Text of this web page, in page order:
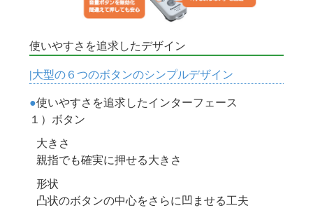
使いやすさを追求したデザイン
大型の６つのボタンのシンプルデザイン
使いやすさを追求したインターフェース
１）ボタン
大きさ
親指でも確実に押せる大きさ
形状
凸状のボタンの中心をさらに凹ませる工夫